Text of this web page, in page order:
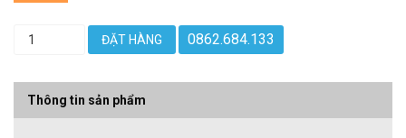
ĐẶT HÀNG 0862.684.133
Thông tin sản phẩm